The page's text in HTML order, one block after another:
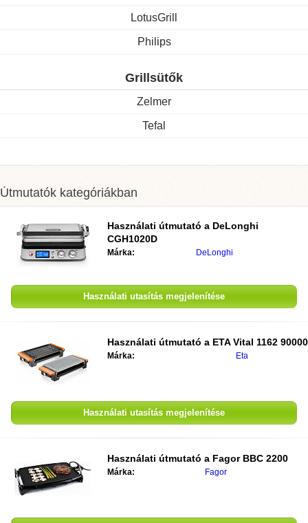
LotusGrill
Philips
Grillsütők
Zelmer
Tefal
Útmutatók kategóriákban
Használati útmutató a DeLonghi
CGH1020D
Márka: DeLonghi
Használati utasítás megjelenítése
Használati útmutató a ETA Vital 1162 90000
Márka: Eta
Használati utasítás megjelenítése
Használati útmutató a Fagor BBC 2200
Márka: Fagor